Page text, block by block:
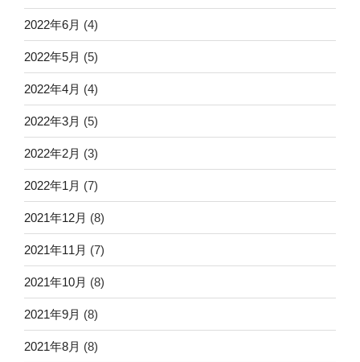
2022年6月 (4)
2022年5月 (5)
2022年4月 (4)
2022年3月 (5)
2022年2月 (3)
2022年1月 (7)
2021年12月 (8)
2021年11月 (7)
2021年10月 (8)
2021年9月 (8)
2021年8月 (8)